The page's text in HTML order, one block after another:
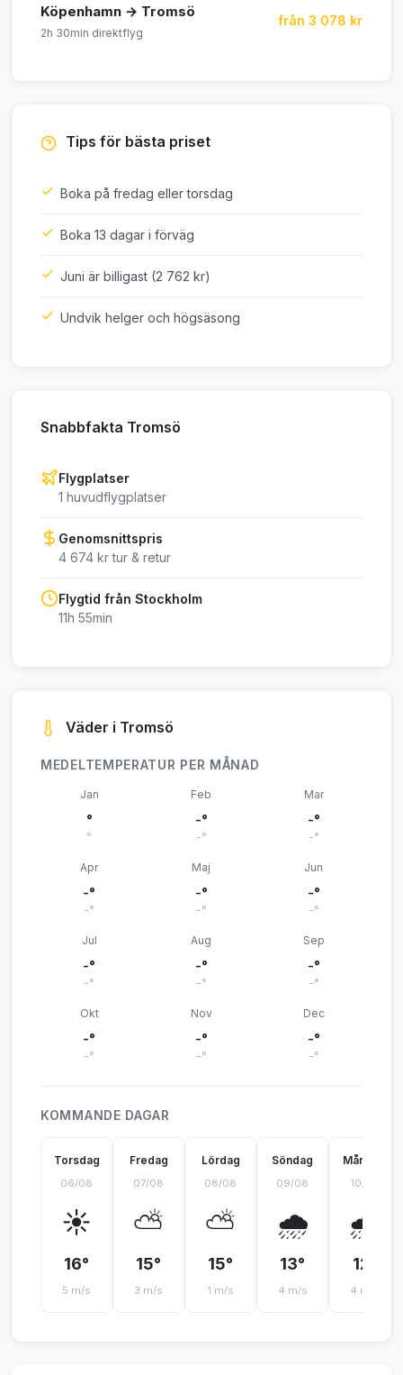
Köpenhamn → Tromsö
2h 30min direktflyg
från 3 078 kr
Tips för bästa priset
Boka på fredag eller torsdag
Boka 13 dagar i förväg
Juni är billigast (2 762 kr)
Undvik helger och högsäsong
Snabbfakta Tromsö
Flygplatser
1 huvudflygplatser
Genomsnittspris
4 674 kr tur & retur
Flygtid från Stockholm
11h 55min
Väder i Tromsö
MEDELTEMPERATUR PER MÅNAD
Jan
°
°
Feb
-°
-°
Mar
-°
-°
Apr
-°
-°
Maj
-°
-°
Jun
-°
-°
Jul
-°
-°
Aug
-°
-°
Sep
-°
-°
Okt
-°
-°
Nov
-°
-°
Dec
-°
-°
KOMMANDE DAGAR
Torsdag
06/08
☀️
16°
5 m/s
Fredag
07/08
⛅
15°
3 m/s
Lördag
08/08
⛅
15°
1 m/s
Söndag
09/08
🌧️
13°
4 m/s
Måndag
10/08
🌧️
12°
4 m/s